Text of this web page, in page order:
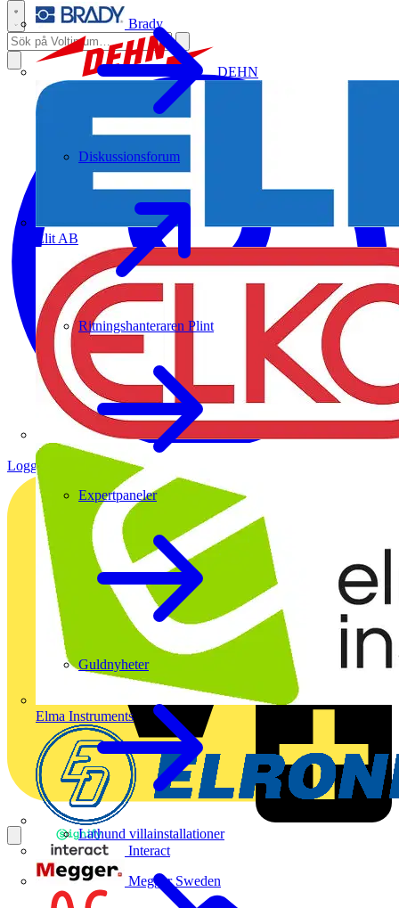
Brady
DEHN
Elit AB
Elma Instruments
Interact
Megger Sweden
Diskussionsforum
Ritningshanteraren Plint
Expertpaneler
Guldnyheter
Lathund villainstallationer
Logga in Registrera dig